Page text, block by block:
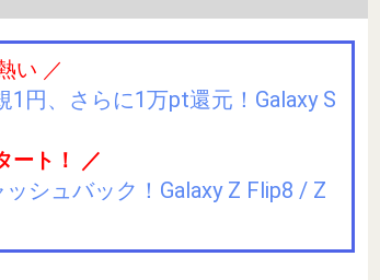
い ／
1円、さらに1万pt還元！Galaxy S
ート！ ／
シュバック！Galaxy Z Flip8 / Z